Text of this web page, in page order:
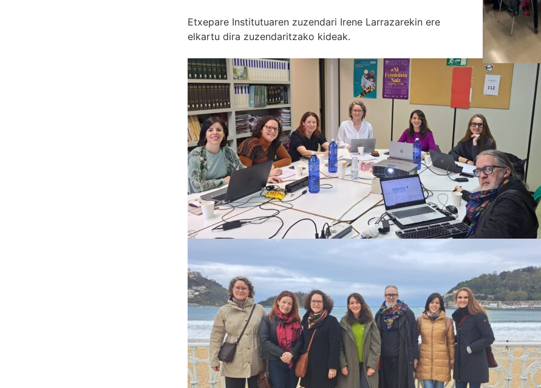
Etxepare Institutuaren zuzendari Irene Larrazarekin ere
elkartu dira zuzendaritzako kideak.